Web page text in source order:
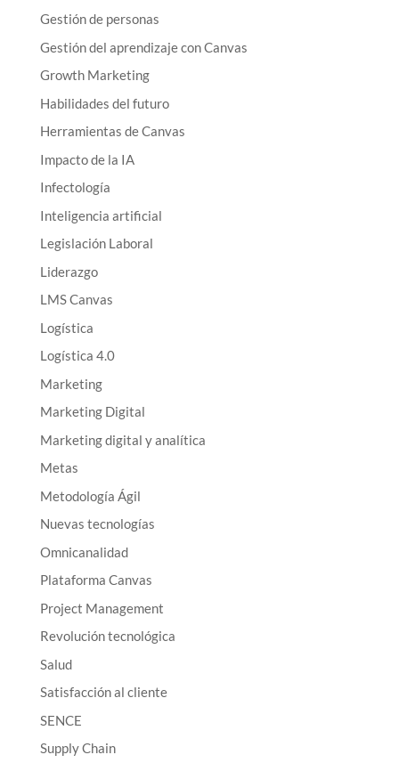
Gestión de personas
Gestión del aprendizaje con Canvas
Growth Marketing
Habilidades del futuro
Herramientas de Canvas
Impacto de la IA
Infectología
Inteligencia artificial
Legislación Laboral
Liderazgo
LMS Canvas
Logística
Logística 4.0
Marketing
Marketing Digital
Marketing digital y analítica
Metas
Metodología Ágil
Nuevas tecnologías
Omnicanalidad
Plataforma Canvas
Project Management
Revolución tecnológica
Salud
Satisfacción al cliente
SENCE
Supply Chain